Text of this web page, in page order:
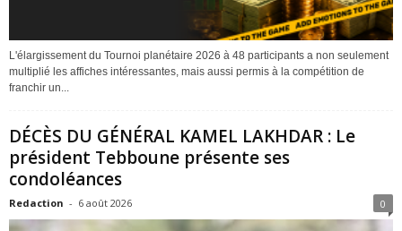
L'élargissement du Tournoi planétaire 2026 à 48 participants a non seulement
multiplié les affiches intéressantes, mais aussi permis à la compétition de
franchir un...
DÉCÈS DU GÉNÉRAL KAMEL LAKHDAR : Le
président Tebboune présente ses
condoléances
Redaction - 6 août 2026 0